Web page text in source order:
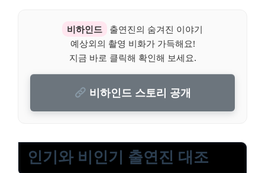
비하인드
출연진의 숨겨진 이야기
예상외의 촬영 비화가 가득해요!
지금 바로 클릭해 확인해 보세요.
비하인드 스토리 공개
인기와 비인기 출연진 대조